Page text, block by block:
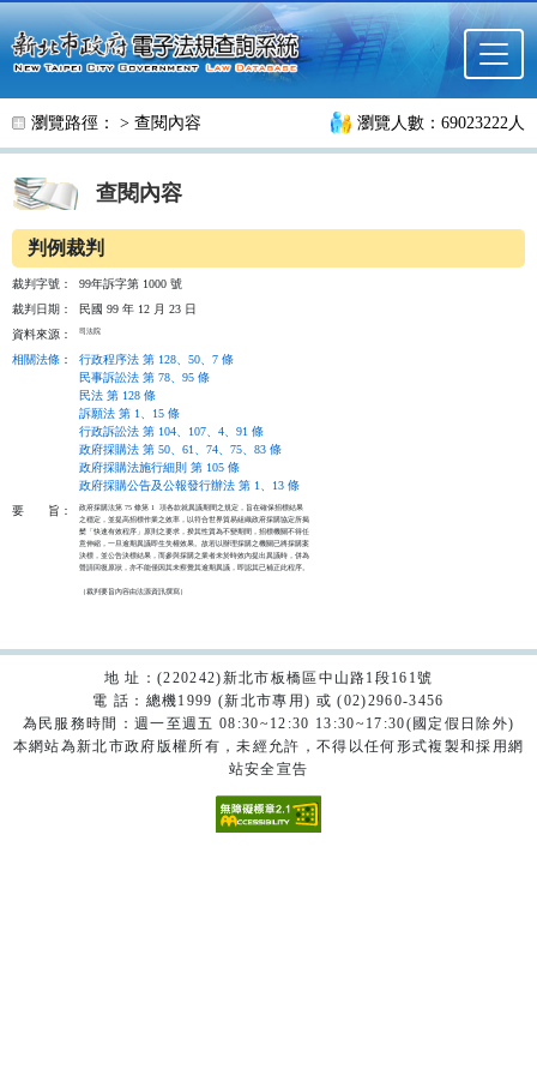
跳至主要內容
瀏覽路徑： > 查閱內容 瀏覽人數：69023222人
查閱內容
判例裁判
裁判字號：
99年訴字第 1000 號
裁判日期：
民國 99 年 12 月 23 日
資料來源：
司法院
相關法條 ：
行政程序法 第 128、50、7 條
民事訴訟法 第 78、95 條
民法 第 128 條
訴願法 第 1、15 條
行政訴訟法 第 104、107、4、91 條
政府採購法 第 50、61、74、75、83 條
政府採購法施行細則 第 105 條
政府採購公告及公報發行辦法 第 1、13 條
要
旨：
政府採購法第 75 條第 1  項各款就異議期間之規定，旨在確保招標結果
之穩定，並提高招標作業之效率，以符合世界貿易組織政府採購協定所揭
櫫「快速有效程序」原則之要求，揆其性質為不變期間，招標機關不得任
意伸縮，一旦逾期異議即生失權效果。故若以辦理採購之機關已將採購案
決標，並公告決標結果，而參與採購之業者未於時效內提出異議時，併為
聲請回復原狀，亦不能僅因其未察覺其逾期異議，即認其已補正此程序。
（裁判要旨內容由法源資訊撰寫）
地 址：(220242)新北市板橋區中山路1段161號
電 話：總機1999 (新北市專用) 或 (02)2960-3456
為民服務時間：週一至週五 08:30~12:30 13:30~17:30(國定假日除外)
本網站為新北市政府版權所有，未經允許，不得以任何形式複製和採用網
站安全宣告